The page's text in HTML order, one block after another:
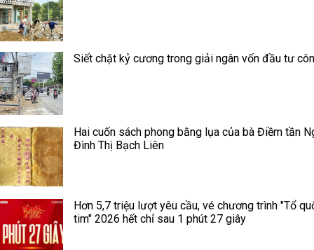
Siết chặt kỷ cương trong giải ngân vốn đầu tư
Hai cuốn sách phong bằng lụa của bà Điềm tần
Đình Thị Bạch Liên
Hơn 5,7 triệu lượt yêu cầu, vé chương trình "Tổ
tim" 2026 hết chỉ sau 1 phút 27 giây